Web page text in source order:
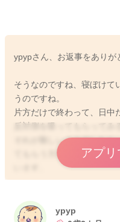
どうぞよろしくお願いしま
ypypさん、お返事をありが
そうなのですね、寝ぼけて
うのですね。
片方だけで終わって、日
反対側を吸ってもらってみ
それが難しいようでしたら
てもらう方を変えていただ
搾乳をしないままの方がト
アプ
ypyp